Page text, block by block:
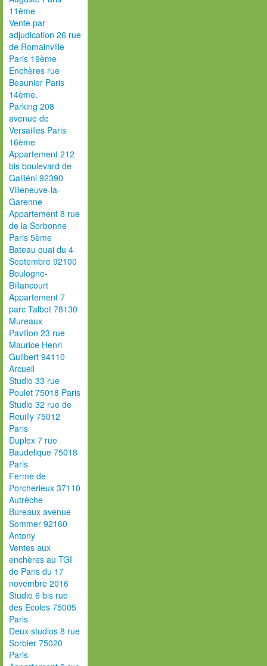
11ème
Vente par
adjudication 26 rue
de Romainville
Paris 19ème
Enchères rue
Beaunier Paris
14ème.
Parking 208
avenue de
Versailles Paris
16ème
Appartement 212
bis boulevard de
Galliéni 92390
Villeneuve-la-
Garenne
Appartement 8 rue
de la Sorbonne
Paris 5ème
Bateau quai du 4
Septembre 92100
Boulogne-
Billancourt
Appartement 7
parc Talbot 78130
Mureaux
Pavillon 23 rue
Maurice Henri
Guilbert 94110
Arcueil
Studio 33 rue
Poulet 75018 Paris
Studio 32 rue de
Reuilly 75012
Paris
Duplex 7 rue
Baudelique 75018
Paris
Ferme de
Porcherieux 37110
Autrèche
Bureaux avenue
Sommer 92160
Antony
Ventes aux
enchères au TGI
de Paris du 17
novembre 2016
Studio 6 bis rue
des Ecoles 75005
Paris
Deux studios 8 rue
Sorbier 75020
Paris